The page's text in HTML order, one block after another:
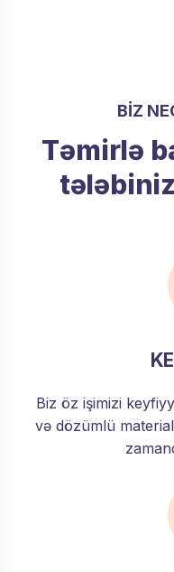
BIZ
Təmirlə
Biz öz işimizi
və dözümlü